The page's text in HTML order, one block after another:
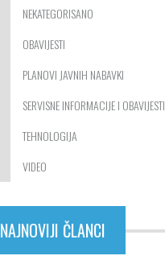
NEKATEGORISANO
OBAVIJESTI
PLANOVI JAVNIH NABAVKI
SERVISNE INFORMACIJE I OBAVIJESTI
TEHNOLOGIJA
VIDEO
NAJNOVIJI ČLANCI